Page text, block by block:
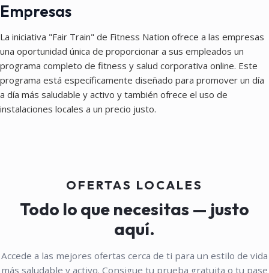
Empresas
La iniciativa "Fair Train" de Fitness Nation ofrece a las empresas
una oportunidad única de proporcionar a sus empleados un
programa completo de fitness y salud corporativa online. Este
programa está específicamente diseñado para promover un día
a día más saludable y activo y también ofrece el uso de
instalaciones locales a un precio justo.
OFERTAS LOCALES
Todo lo que necesitas — justo
aquí.
Accede a las mejores ofertas cerca de ti para un estilo de vida
más saludable y activo. Consigue tu prueba gratuita o tu pase